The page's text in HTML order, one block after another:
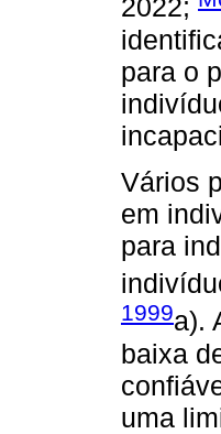
2022;
para o
Vários
em
para
1999a).
baixa
uma